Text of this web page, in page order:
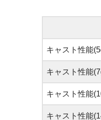
キャスト性能
キャスト性能
キャスト性能
キャスト性能